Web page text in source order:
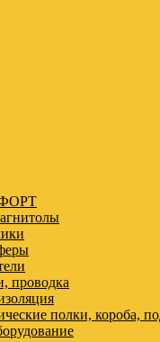
проводка
полки, короба,